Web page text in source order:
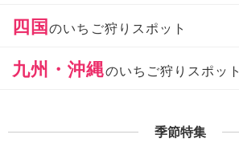
四国のいちご狩りスポット
九州・沖縄のいちご狩りスポット
季節特集